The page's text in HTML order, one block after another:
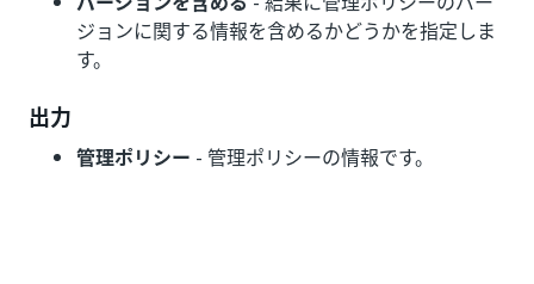
ジョンに関する情報を含めるかどうかを指定しま
す。
出力
管理ポリシー - 管理ポリシーの情報です。